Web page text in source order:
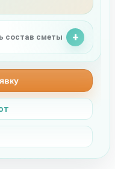
состав сметы